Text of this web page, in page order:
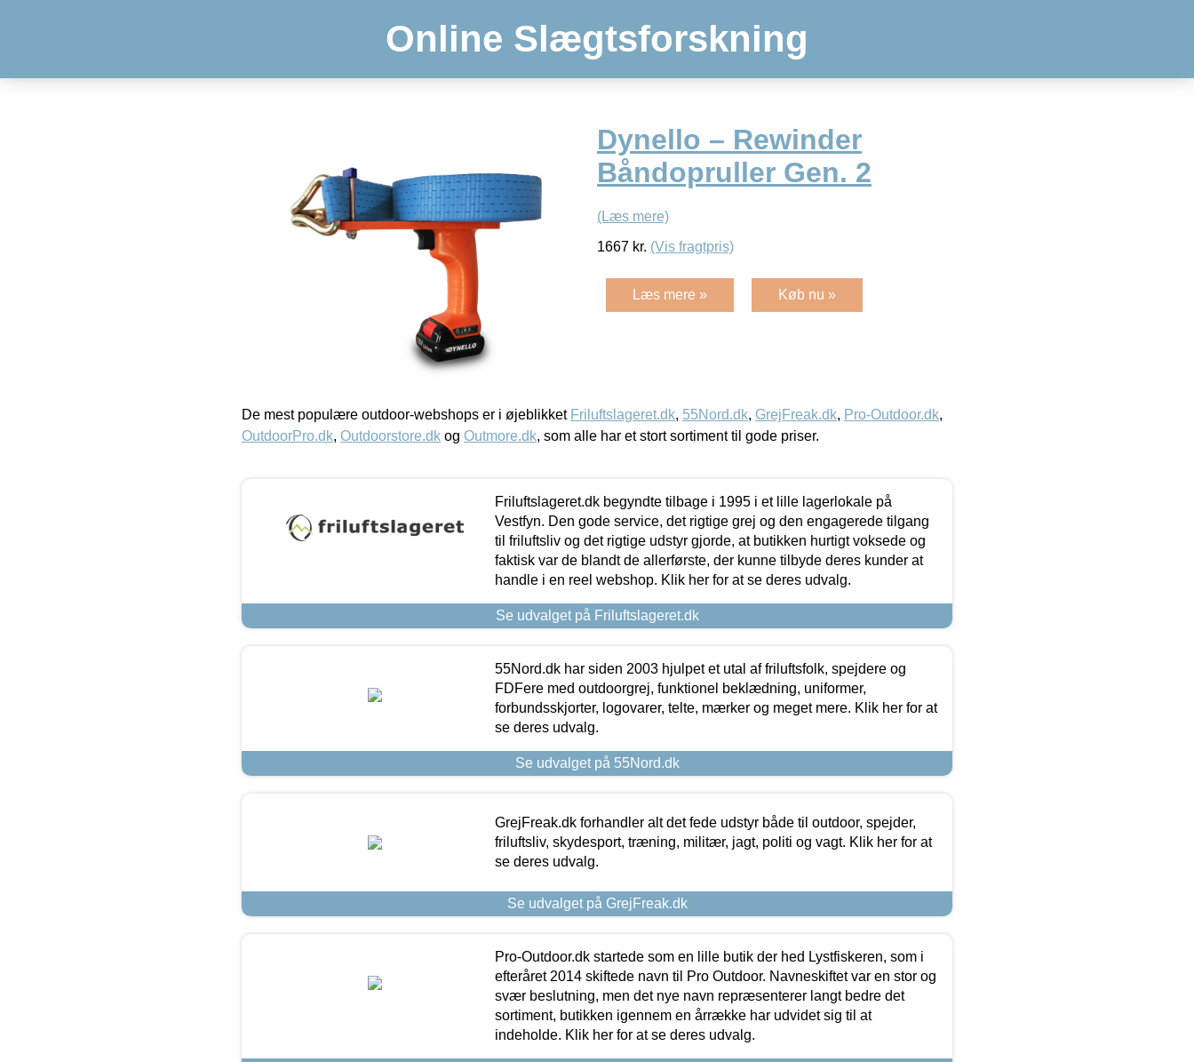
Online Slægtsforskning
Dynello – Rewinder
Båndopruller Gen. 2
(Læs mere)
1667 kr. (Vis fragtpris)
Læs mere » Køb nu »
De mest populære outdoor-webshops er i øjeblikket Friluftslageret.dk, 55Nord.dk, GrejFreak.dk, Pro-Outdoor.dk,
OutdoorPro.dk, Outdoorstore.dk og Outmore.dk, som alle har et stort sortiment til gode priser.
Friluftslageret.dk begyndte tilbage i 1995 i et lille lagerlokale på
Vestfyn. Den gode service, det rigtige grej og den engagerede tilgang
til friluftsliv og det rigtige udstyr gjorde, at butikken hurtigt voksede og
faktisk var de blandt de allerførste, der kunne tilbyde deres kunder at
handle i en reel webshop. Klik her for at se deres udvalg.
Se udvalget på Friluftslageret.dk
55Nord.dk har siden 2003 hjulpet et utal af friluftsfolk, spejdere og
FDFere med outdoorgrej, funktionel beklædning, uniformer,
forbundsskjorter, logovarer, telte, mærker og meget mere. Klik her for at
se deres udvalg.
Se udvalget på 55Nord.dk
GrejFreak.dk forhandler alt det fede udstyr både til outdoor, spejder,
friluftsliv, skydesport, træning, militær, jagt, politi og vagt. Klik her for at
se deres udvalg.
Se udvalget på GrejFreak.dk
Pro-Outdoor.dk startede som en lille butik der hed Lystfiskeren, som i
efteråret 2014 skiftede navn til Pro Outdoor. Navneskiftet var en stor og
svær beslutning, men det nye navn repræsenterer langt bedre det
sortiment, butikken igennem en årrække har udvidet sig til at
indeholde. Klik her for at se deres udvalg.